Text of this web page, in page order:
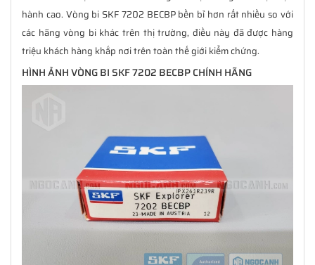
hành cao. Vòng bi SKF 7202 BECBP bền bỉ hơn rất nhiều so với
các hãng vòng bi khác trên thị trường, điều này đã được hàng
triệu khách hàng khắp nơi trên toàn thế giới kiểm chứng.
HÌNH ẢNH VÒNG BI SKF 7202 BECBP CHÍNH HÃNG